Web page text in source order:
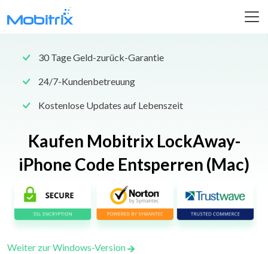
30 Tage Geld-zurück-Garantie
24/7-Kundenbetreuung
Kostenlose Updates auf Lebenszeit
Kaufen Mobitrix LockAway-
iPhone Code Entsperren (Mac)
Weiter zur Windows-Version